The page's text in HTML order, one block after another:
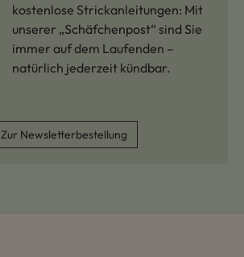
kostenlose Strickanleitungen: Mit
unserer „Schäfchenpost“ sind Sie
immer auf dem Laufenden –
natürlich jederzeit kündbar.
Zur Newsletterbestellung